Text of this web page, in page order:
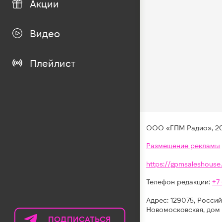
Акции
Видео
Плейлист
ПОДПИСАТЬСЯ
ООО «ГПМ Радио»,
Размещение рекламы
https://
Телефон редакции:+7
Адрес: 129075,
Новомосковская, дом